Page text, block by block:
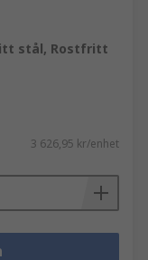
stål, Rostfritt
3 626,95 kr/enhet